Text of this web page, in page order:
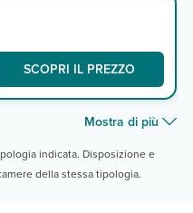
SCOPRI IL PREZZO
Mostra di più
indicata. Disposizione e
della stessa tipologia.